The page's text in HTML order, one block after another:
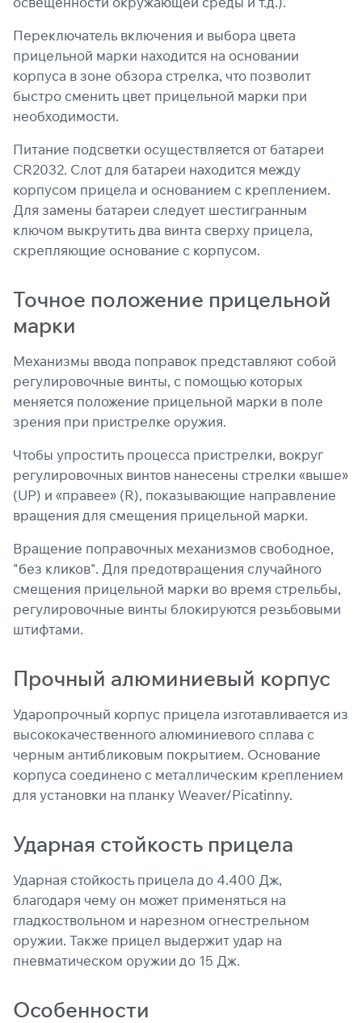
Переключатель включения и выбора цвета
прицельной марки находится на основании
корпуса в зоне обзора стрелка, что позволит
быстро сменить цвет прицельной марки при
необходимости.
Питание подсветки осуществляется от батареи
CR2032. Слот для батареи находится между
корпусом прицела и основанием с креплением.
Для замены батареи следует шестигранным
ключом выкрутить два винта сверху прицела,
скрепляющие основание с корпусом.
Точное положение прицельной
марки
Механизмы ввода поправок представляют собой
регулировочные винты, с помощью которых
меняется положение прицельной марки в поле
зрения при пристрелке оружия.
Чтобы упростить процесса пристрелки, вокруг
регулировочных винтов нанесены стрелки «выше»
(UP) и «правее» (R), показывающие направление
вращения для смещения прицельной марки.
Вращение поправочных механизмов свободное,
"без кликов". Для предотвращения случайного
смещения прицельной марки во время стрельбы,
регулировочные винты блокируются резьбовыми
штифтами.
Прочный алюминиевый корпус
Ударопрочный корпус прицела изготавливается из
высококачественного алюминиевого сплава c
черным антибликовым покрытием. Основание
корпуса соединено с металлическим креплением
для установки на планку Weaver/Picatinny.
Ударная стойкость прицела
Ударная стойкость прицела до 4.400 Дж,
благодаря чему он может применяться на
гладкоствольном и нарезном огнестрельном
оружии. Также прицел выдержит удар на
пневматическом оружии до 15 Дж.
Особенности